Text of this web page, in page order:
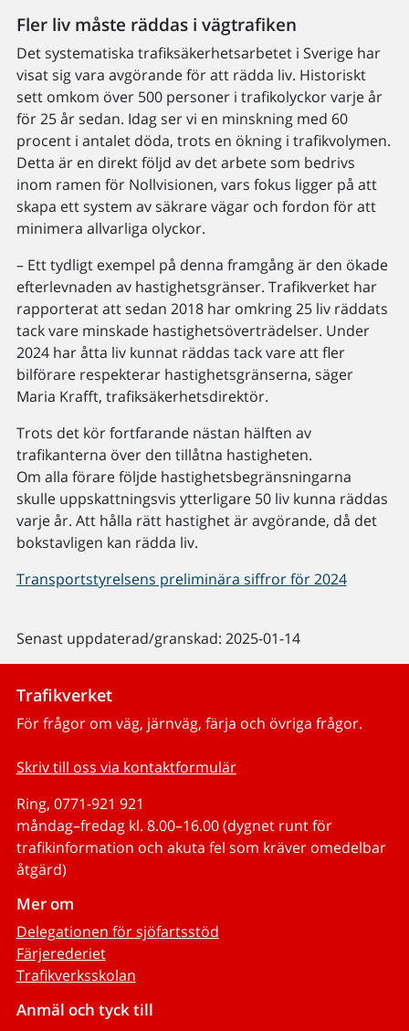
Fler liv måste räddas i vägtrafiken
Det systematiska trafiksäkerhetsarbetet i Sverige har
visat sig vara avgörande för att rädda liv. Historiskt
sett omkom över 500 personer i trafikolyckor varje år
för 25 år sedan. Idag ser vi en minskning med 60
procent i antalet döda, trots en ökning i trafikvolymen.
Detta är en direkt följd av det arbete som bedrivs
inom ramen för Nollvisionen, vars fokus ligger på att
skapa ett system av säkrare vägar och fordon för att
minimera allvarliga olyckor.
– Ett tydligt exempel på denna framgång är den ökade
efterlevnaden av hastighetsgränser. Trafikverket har
rapporterat att sedan 2018 har omkring 25 liv räddats
tack vare minskade hastighetsöverträdelser. Under
2024 har åtta liv kunnat räddas tack vare att fler
bilförare respekterar hastighetsgränserna, säger
Maria Krafft, trafiksäkerhetsdirektör.
Trots det kör fortfarande nästan hälften av
trafikanterna över den tillåtna hastigheten.
Om alla förare följde hastighetsbegränsningarna
skulle uppskattningsvis ytterligare 50 liv kunna räddas
varje år. Att hålla rätt hastighet är avgörande, då det
bokstavligen kan rädda liv.
Transportstyrelsens preliminära siffror för 2024
Senast uppdaterad/granskad: 2025-01-14
Trafikverket
För frågor om väg, järnväg, färja och övriga frågor.
Skriv till oss via kontaktformulär
Ring, 0771-921 921
måndag–fredag kl. 8.00–16.00 (dygnet runt för
trafikinformation och akuta fel som kräver omedelbar
åtgärd)
Mer om
Delegationen för sjöfartsstöd
Färjerederiet
Trafikverksskolan
Anmäl och tyck till